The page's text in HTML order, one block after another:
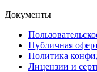
Документы
Публичная
Политика
Лицензии и